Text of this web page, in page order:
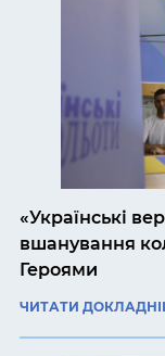
«Українські
вшанування
Героями
ЧИТАТИ